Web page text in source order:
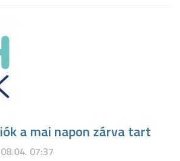
a mai napon zárva tart
07:37